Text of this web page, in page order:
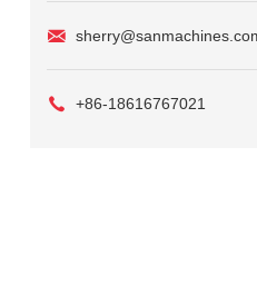
+86-18616767021